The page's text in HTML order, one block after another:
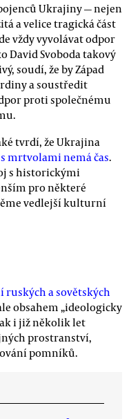
Ukrajiny — nejen
a velice tragická část
vždy vyvolávat odpor
David Svoboda takový
soudí, že by Západ
a soustředit
proti společnému
tvrdí, že Ukrajina
mrtvolami nemá čas.
s historickými
pro některé
vedlejší kulturní
ruských a sovětských
obsahem „ideologicky
i již několik let
prostranství,
pomníků.